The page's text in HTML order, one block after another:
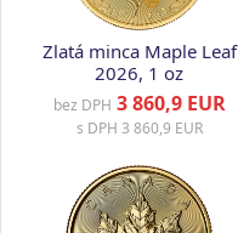
Zlatá minca Maple Leaf
2026, 1 oz
bez DPH 3 860,9 EUR
s DPH 3 860,9 EUR